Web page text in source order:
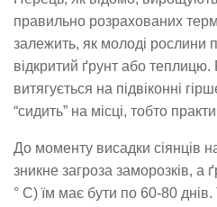
правильно розрахованих
залежить, як молоді рослини
відкритий ґрунт або
витягується на підвіконні
“сидить” на місці, тобто
До моменту висадки сіянців
зникне загроза заморозків, а
° C) їм має бути по 60-80